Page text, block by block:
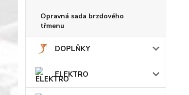
Opravná sada brzdového
třmenu
DOPLŇKY
ELEKTRO